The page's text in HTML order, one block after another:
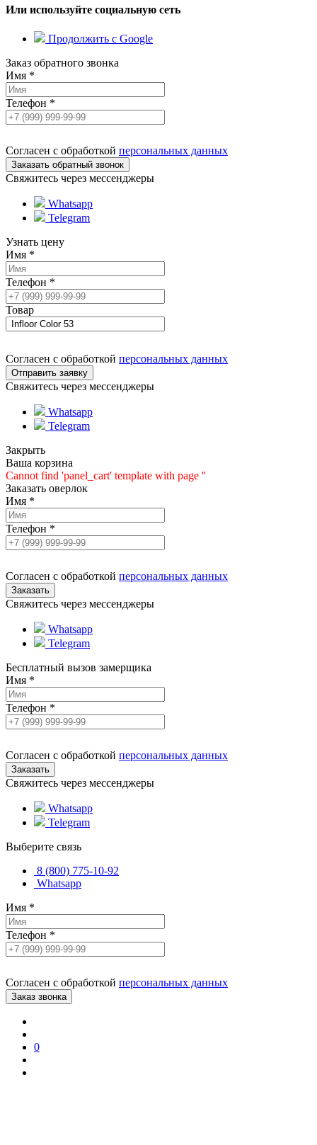
Или используйте социальную сеть
Продолжить с Google
Заказ обратного звонка
Имя *
Телефон *
Согласен с обработкой персональных данных
Свяжитесь через мессенджеры
Whatsapp
Telegram
Узнать цену
Имя *
Телефон *
Товар
Согласен с обработкой персональных данных
Свяжитесь через мессенджеры
Whatsapp
Telegram
Закрыть
Ваша корзина
Cannot find 'panel_cart' template with page ''
Заказать оверлок
Имя *
Телефон *
Согласен с обработкой персональных данных
Свяжитесь через мессенджеры
Whatsapp
Telegram
Бесплатный вызов замерщика
Имя *
Телефон *
Согласен с обработкой персональных данных
Свяжитесь через мессенджеры
Whatsapp
Telegram
Выберите связь
8 (800) 775-10-92
Whatsapp
Имя *
Телефон *
Согласен с обработкой персональных данных
0